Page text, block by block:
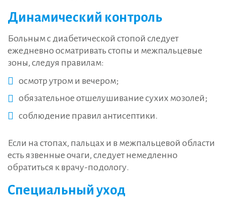
Динамический контроль
Больным с диабетической стопой следует
ежедневно осматривать стопы и межпальцевые
зоны, следуя правилам:
осмотр утром и вечером;
обязательное отшелушивание сухих мозолей;
соблюдение правил антисептики.
Если на стопах, пальцах и в межпальцевой области
есть язвенные очаги, следует немедленно
обратиться к врачу-подологу.
Специальный уход